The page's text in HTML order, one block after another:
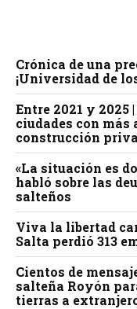
Crónica de una
¡Universidad de
Entre 2021 y
ciudades con
construcción
«La situación es
habló sobre las
salteños
Viva la libertad
Salta perdió 313
Cientos de
salteña Royón
tierras a